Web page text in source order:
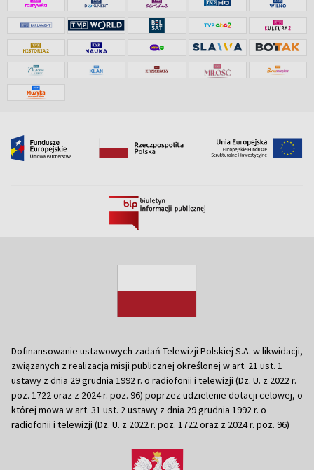
Dofinansowanie ustawowych zadań Telewizji Polskiej S.A. w likwidacji,
związanych z realizacją misji publicznej określonej w art. 21 ust. 1
ustawy z dnia 29 grudnia 1992 r. o radiofonii i telewizji (Dz. U. z 2022 r.
poz. 1722 oraz z 2024 r. poz. 96) poprzez udzielenie dotacji celowej, o
której mowa w art. 31 ust. 2 ustawy z dnia 29 grudnia 1992 r. o
radiofonii i telewizji (Dz. U. z 2022 r. poz. 1722 oraz z 2024 r. poz. 96)